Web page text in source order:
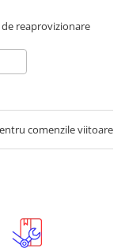
reaprovizionare
comenzile viitoare